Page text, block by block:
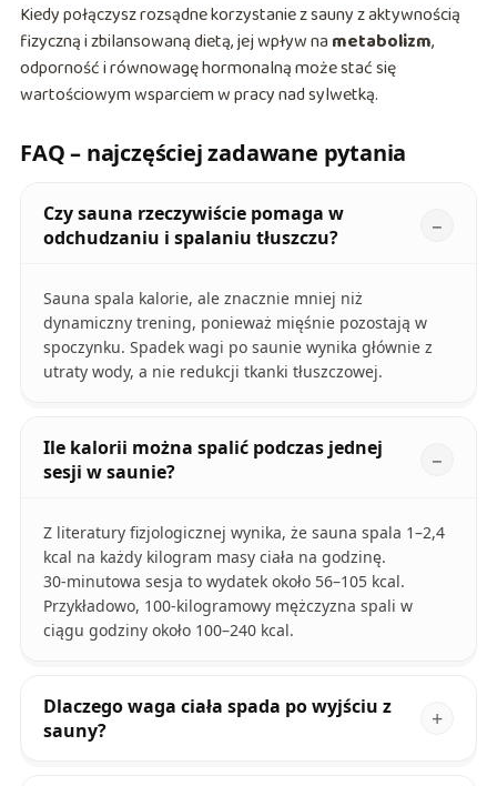
Kiedy połączysz rozsądne korzystanie z sauny z aktywnością
fizyczną i zbilansowaną dietą, jej wpływ na metabolizm,
odporność i równowagę hormonalną może stać się
wartościowym wsparciem w pracy nad sylwetką.
FAQ – najczęściej zadawane pytania
Czy sauna rzeczywiście pomaga w
odchudzaniu i spalaniu tłuszczu?
Sauna spala kalorie, ale znacznie mniej niż
dynamiczny trening, ponieważ mięśnie pozostają w
spoczynku. Spadek wagi po saunie wynika głównie z
utraty wody, a nie redukcji tkanki tłuszczowej.
Ile kalorii można spalić podczas jednej
sesji w saunie?
Z literatury fizjologicznej wynika, że sauna spala 1–2,4
kcal na każdy kilogram masy ciała na godzinę.
30‑minutowa sesja to wydatek około 56–105 kcal.
Przykładowo, 100‑kilogramowy mężczyzna spali w
ciągu godziny około 100–240 kcal.
Dlaczego waga ciała spada po wyjściu z
sauny?